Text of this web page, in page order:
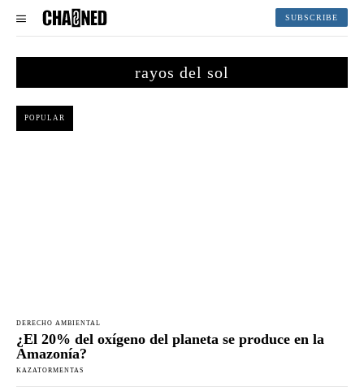
SUBSCRIBE
rayos del sol
POPULAR
DERECHO AMBIENTAL
¿El 20% del oxígeno del planeta se produce en la
Amazonía?
KAZATORMENTAS